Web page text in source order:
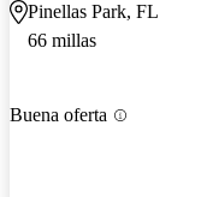
Pinellas Park, FL
66 millas
Buena oferta